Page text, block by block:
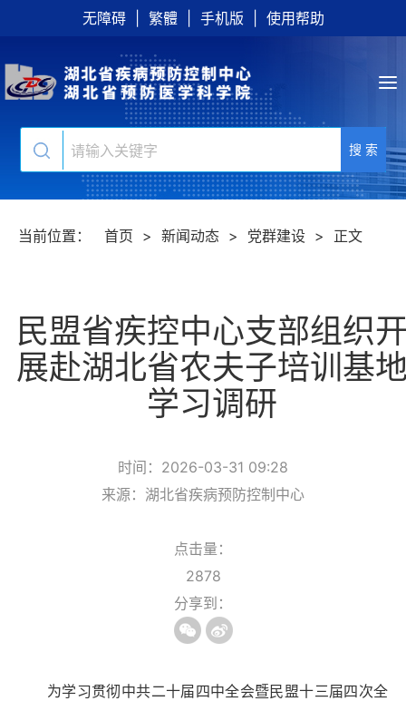
无障碍 繁體 手机版 使用帮助
搜 索
当前位置： 首页 > 新闻动态 > 党群建设 > 正文
民盟省疾控中心支部组织
展赴湖北省农夫子培训基
学习调研
时间：2026-03-31 09:28
来源：湖北省疾病预防控制中心
点击量：
2878
分享到：
为学习贯彻中共二十届四中全会暨民盟十三届四次全